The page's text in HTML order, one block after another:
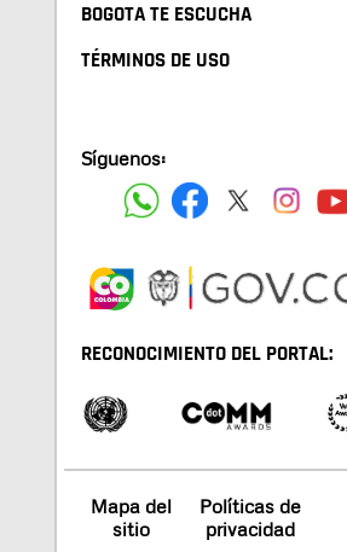
BOGOTA TE ESCUCHA
TÉRMINOS DE USO
Síguenos:
RECONOCIMIENTO DEL PORTAL:
Mapa del
sitio
Políticas de
privacidad